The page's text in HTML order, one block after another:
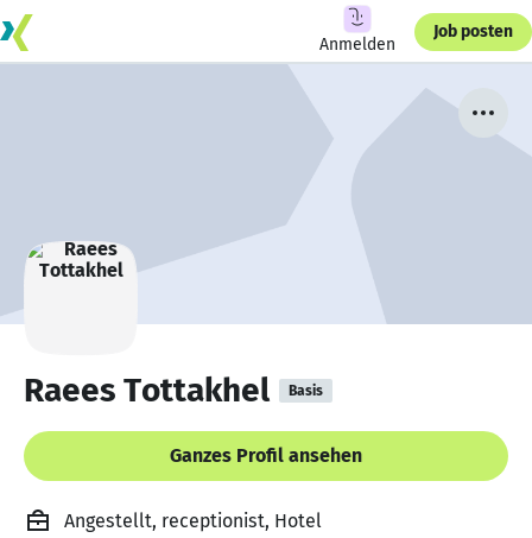
Anmelden
Job posten
Raees Tottakhel Basis
Ganzes Profil ansehen
Angestellt, receptionist, Hotel